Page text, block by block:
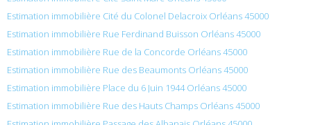
Estimation immobilière Cité du Colonel Delacroix Orléans 45000
Estimation immobilière Rue Ferdinand Buisson Orléans 45000
Estimation immobilière Rue de la Concorde Orléans 45000
Estimation immobilière Rue des Beaumonts Orléans 45000
Estimation immobilière Place du 6 Juin 1944 Orléans 45000
Estimation immobilière Rue des Hauts Champs Orléans 45000